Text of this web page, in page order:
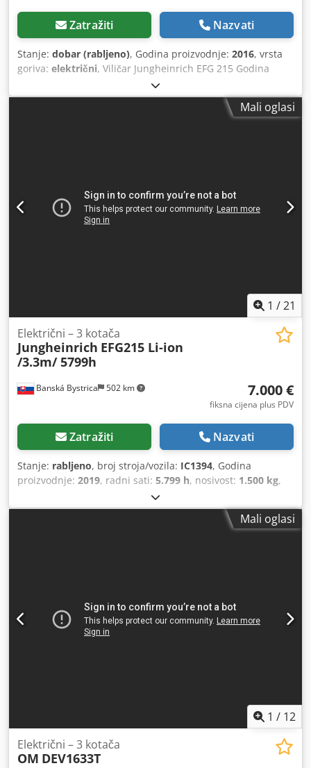
Zatražiti Nazvati
Stanje: dobar (rabljeno), Godina proizvodnje: 2016, vrsta
goriva: električni, Viličar Jungheinrich EFG 215 Godina
proizvodnje: 2016 Godina proizvodnje – baterija: 2021
Visina viličara: 1,96 m Visina podizanja: 2,9 m Dsdpfezq E
Niox Aqgjkr Slobodni podizni hod Bočni pomak vilicaMali oglasi
1 /21
Banská Bystrica 502 km
Električni – 3 kotača
Jungheinrich EFG215 Li-ion
/3.3m/ 5799h
7.000 €
fiksna cijena plus PDV
Zatražiti Nazvati
Stanje: rabljeno, broj stroja/vozila: IC1394, Godina
proizvodnje: 2019, radni sati: 5.799 h, nosivost: 1.500 kg,
, vrsta goriva:
jarbola:dupleks, građevinska visina:2.210 mm, napon
, 5153730 Serijski broj: FN600247 Podaci o
Mali oglasi
1 / 12
Električni – 3 kotača
OM DEV1633T